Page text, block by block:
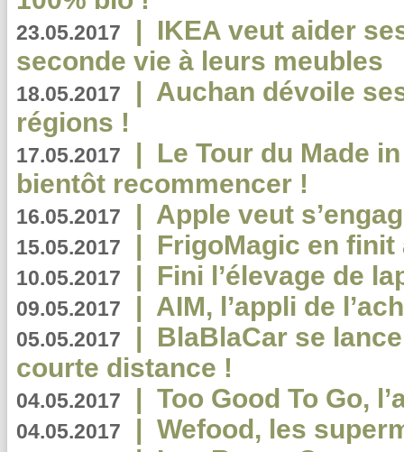
23.05.2017 | IKEA veut aider
seconde vie à leurs meubles
18.05.2017 | Auchan dévoile
régions !
17.05.2017 | Le Tour du Made
bientôt recommencer !
16.05.2017 | Apple veut
15.05.2017 | FrigoMagic en
10.05.2017 | Fini l’élevage de
09.05.2017 | AIM, l’appli de
05.05.2017 | BlaBlaCar se
courte distance !
04.05.2017 | Too Good To Go,
04.05.2017 | Wefood, les